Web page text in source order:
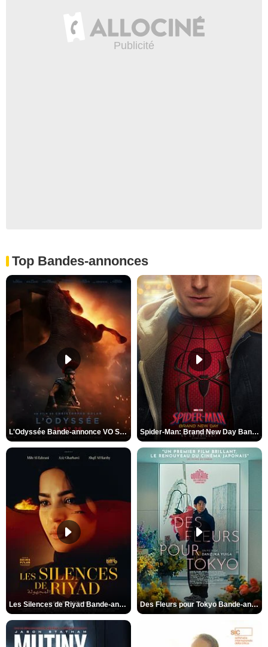
Top Bandes-annonces
L'Odyssée Bande-annonce VO STFR Spider-Man: Brand New Day Bande-annonce VO STFR
Les Silences de Riyad Bande-annonce VO STFR Des Fleurs pour Tokyo Bande-annonce VO STFR